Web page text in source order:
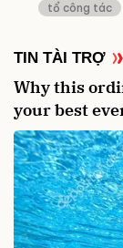
tổ công tác